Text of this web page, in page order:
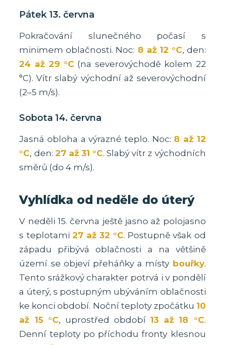
Pátek 13. června
Pokračování slunečného počasí s
minimem oblačnosti. Noc: 8 až 12 °C, den:
24 až 29 °C (na severovýchodě kolem 22
°C). Vítr slabý východní až severovýchodní
(2–5 m/s).
Sobota 14. června
Jasná obloha a výrazné teplo. Noc: 8 až 12
°C, den: 27 až 31 °C. Slabý vítr z východních
směrů (do 4 m/s).
Vyhlídka od neděle do úterý
V neděli 15. června ještě jasno až polojasno
s teplotami 27 až 32 °C. Postupně však od
západu přibývá oblačnosti a na většině
území se objeví přeháňky a místy bouřky.
Tento srážkový charakter potrvá i v pondělí
a úterý, s postupným ubýváním oblačnosti
ke konci období. Noční teploty zpočátku 10
až 15 °C, uprostřed období13 až 18 °C.
Denní teploty po příchodu fronty klesnou